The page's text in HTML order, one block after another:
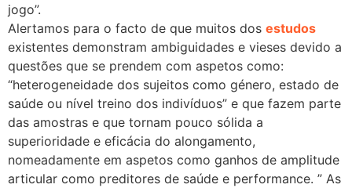
jogo”.
Alertamos para o facto de que muitos dos estudos
existentes demonstram ambiguidades e vieses devido a
questões que se prendem com aspetos como:
“heterogeneidade dos sujeitos como género, estado de
saúde ou nível treino dos indivíduos” e que fazem parte
das amostras e que tornam pouco sólida a
superioridade e eficácia do alongamento,
nomeadamente em aspetos como ganhos de amplitude
articular como preditores de saúde e performance. ” As